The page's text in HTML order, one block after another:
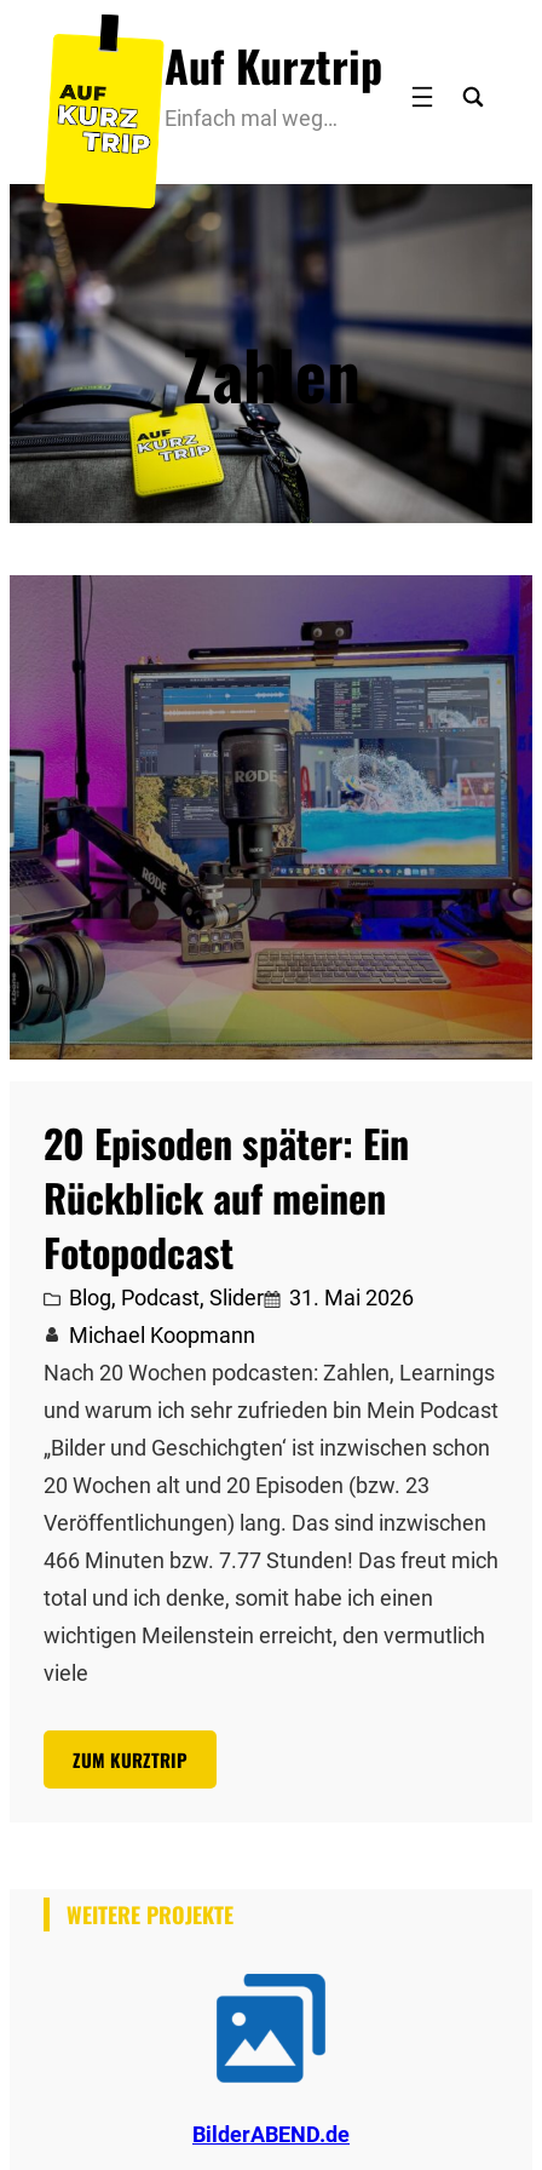
Inhalt
springen
Auf Kurztrip
Einfach mal weg…
Zahlen
20 Episoden später: Ein
Rückblick auf meinen
Fotopodcast
Blog, Podcast, Slider
31. Mai 2026
Michael Koopmann
Nach 20 Wochen podcasten: Zahlen, Learnings
und warum ich sehr zufrieden bin Mein Podcast
„Bilder und Geschichgten‘ ist inzwischen schon
20 Wochen alt und 20 Episoden (bzw. 23
Veröffentlichungen) lang. Das sind inzwischen
466 Minuten bzw. 7.77 Stunden! Das freut mich
total und ich denke, somit habe ich einen
wichtigen Meilenstein erreicht, den vermutlich
viele
ZUM KURZTRIP
WEITERE PROJEKTE
BilderABEND.de